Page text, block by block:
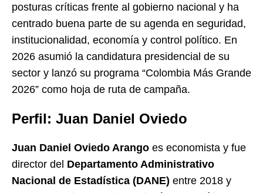
posturas críticas frente al gobierno nacional y ha
centrado buena parte de su agenda en seguridad,
institucionalidad, economía y control político. En
2026 asumió la candidatura presidencial de su
sector y lanzó su programa “Colombia Más Grande
2026” como hoja de ruta de campaña.
Perfil: Juan Daniel Oviedo
Juan Daniel Oviedo Arango es economista y fue
director del Departamento Administrativo
Nacional de Estadística (DANE) entre 2018 y